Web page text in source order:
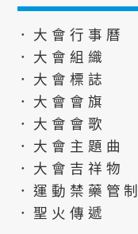
．大會行事曆
．大會組織
．大會標誌
．大會會旗
．大會會歌
．大會主題曲
．大會吉祥物
．運動禁藥管制
．聖火傳遞